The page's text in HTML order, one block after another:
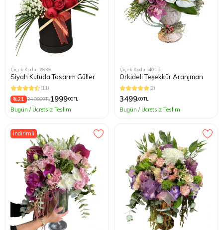
Çiçek Kodu: 2839
Siyah Kutuda Tasarım Güller
(11)
%21 2499,00 TL1999,00 TL
Bugün / Ücretsiz Teslim
Çiçek Kodu: 4015
Orkideli Teşekkür Aranjman
(2)
3499,00 TL
Bugün / Ücretsiz Teslim
İndirimli